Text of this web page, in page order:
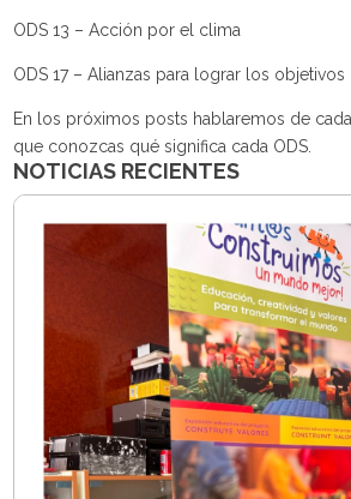
ODS 13 – Acción por el clima
ODS 17 – Alianzas para lograr los objetivos
En los próximos posts hablaremos de
que conozcas qué significa cada ODS.
NOTICIAS RECIENTES